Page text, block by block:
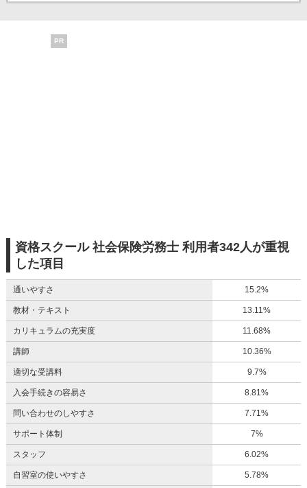
PR
資格スクール 社会保険労務士 利用者342人が重視
した項目
通いやすさ 15.2%
教材・テキスト 13.11%
カリキュラムの充実度 11.68%
講師 10.36%
適切な受講料 9.7%
入会手続きの容易さ 8.81%
問い合わせのしやすさ 7.71%
サポート体制 7%
スタッフ 6.02%
自習室の使いやすさ 5.78%